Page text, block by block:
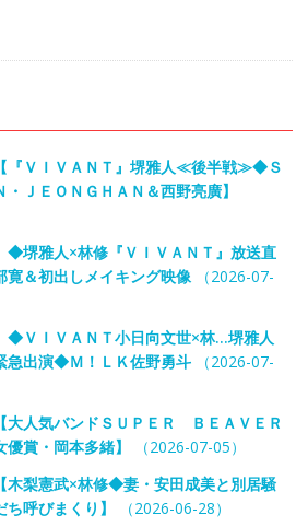
『ＶＩＶＡＮＴ』堺雅人≪後半戦≫◆Ｓ
・ＪＥＯＮＧＨＡＮ＆西野亮廣】
堺雅人×林修『ＶＩＶＡＮＴ』放送直
寛＆初出しメイキング映像（2026-07-
ＶＩＶＡＮＴ小日向文世×林…堺雅人
急出演◆Ｍ！ＬＫ佐野勇斗（2026-07-
大人気バンドＳＵＰＥＲ ＢＥＡＶＥＲ
賞・岡本多緒】
（2026-07-05）
木梨憲武×林修◆妻・安田成美と別居騒
呼びまくり】
（2026-06-28）